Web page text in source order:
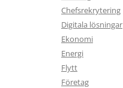
Chefsrekrytering
Digitala lösningar
Ekonomi
Energi
Flytt
Företag